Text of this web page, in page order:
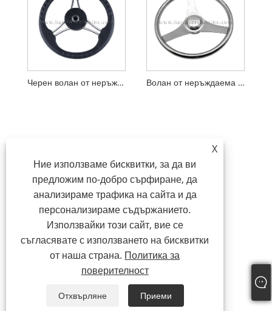
Черен волан от неръждаема стомана с 3 спици от полиуретан Волан от неръждаема стомана с 3 спици и копче
X
Ние използваме бисквитки, за да ви
предложим по-добро сърфиране, да
анализираме трафика на сайта и да
персонализираме съдържанието.
Използвайки този сайт, вие се
съгласявате с използването на бисквитки
от наша страна. Политика за
поверителност
Отхвърляне Приеми